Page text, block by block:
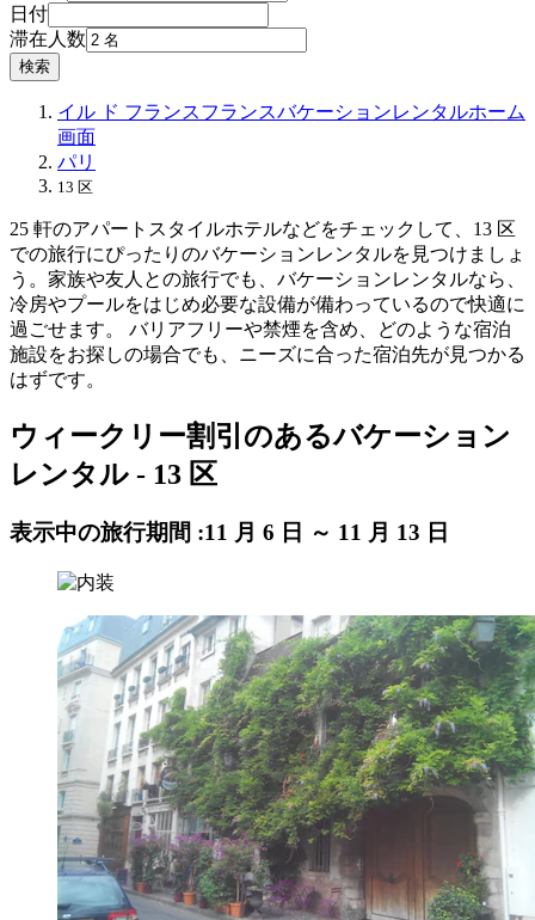
日付
滞在人数
検索
イル ド フランスフランスバケーションレンタルホーム
画面
パリ
13 区
25 軒のアパートスタイルホテルなどをチェックして、13 区
での旅行にぴったりのバケーションレンタルを見つけましょ
う。家族や友人との旅行でも、バケーションレンタルなら、
冷房やプールをはじめ必要な設備が備わっているので快適に
過ごせます。 バリアフリーや禁煙を含め、どのような宿泊
施設をお探しの場合でも、ニーズに合った宿泊先が見つかる
はずです。
ウィークリー割引のあるバケーション
レンタル - 13 区
表示中の旅行期間 :11 月 6 日 ～ 11 月 13 日